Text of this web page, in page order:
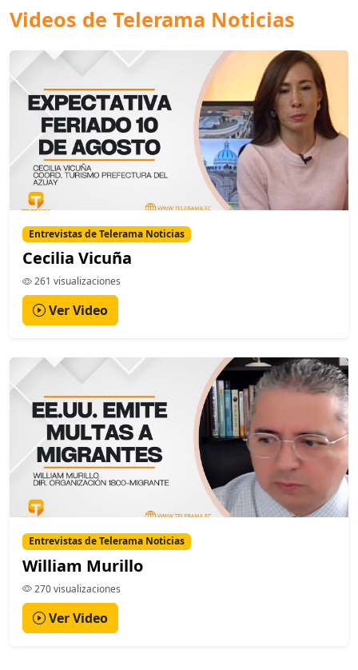
Videos de Telerama Noticias
Entrevistas de Telerama Noticias
Cecilia Vicuña
261 visualizaciones
Ver Video
Entrevistas de Telerama Noticias
William Murillo
270 visualizaciones
Ver Video